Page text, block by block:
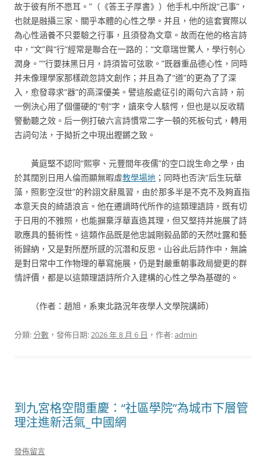
故于彼有所不愿耳。”（《答王子厚書》）他手札中所說“己事”，
也就是融攝三家、關乎本體的心性之學。并且，他的這套實際以
為心性涵養不只要驗之行事，且須發為文章。故而在他的格言詩
中，“文”與“行”經常是聯合在一路的：“文章瑞世驚人，學行刳心
潤身。”“行要抹黑日月，詩須皆可弦歌。”既器重品德心性，同時
并未像理學家那樣疏忽詩文創作；并且為了“道”的更為了了深
入，愈發尋求“器”的高深優美。譬這般處征引的兩句六言詩，前
一例決心用了個僵硬的“刳”字，讀來令人駭愕，但也是以反收精
警動聽之效。后一例打破六言詩慣常二字一頓的死板句式，轉用
古詞句法，于拗折之中現出鏗鏘之致。
黃庭堅不認同“熙寧、元豐間年夜儒”的空口說生命之學，由
於其闊別日用人倫而顯無暇虛教學場地 ；同時也否決“后生玩華
藻，照影空沒世”的矜詡文辭風習，由於那多半是不克不及夠直指
本意天良的綺語浪言。他在遷謫時代所作的這類理語詩，既有切
于日用的不雅照，也能摒棄浮華直造其理，但又堅持并施展了詩
歌應具的藝術性。這類作品既是他忠誠剛毅品節的天然吐露和藝
術歸納，又是對所歷所感的沉潛和反思。山谷此后詩作中，無論
是對日常中工作物理的摹寫施展，仍是對嚴重朝事政局變更的群
情評價，都是以這類理語詩所介入建構的心性之學為基礎的。
（作者：趙旭，系東北路況年夜學人文學院講師）
分類:分數 ，發佈日期:2026 年 8 月 6 日 ，作者:admin
到九宮格空間重慶：“社區學院”為城市下層管
理注進新活氣_中國網
發佈留言